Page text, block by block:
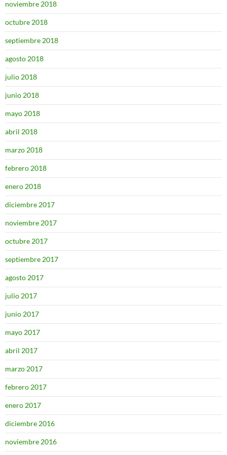
noviembre 2018
octubre 2018
septiembre 2018
agosto 2018
julio 2018
junio 2018
mayo 2018
abril 2018
marzo 2018
febrero 2018
enero 2018
diciembre 2017
noviembre 2017
octubre 2017
septiembre 2017
agosto 2017
julio 2017
junio 2017
mayo 2017
abril 2017
marzo 2017
febrero 2017
enero 2017
diciembre 2016
noviembre 2016